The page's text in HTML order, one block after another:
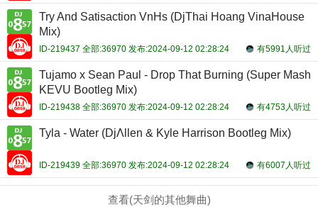
Try And Satisaction VnHs (DjThai Hoang VinaHouse
Mix)
有5991人听过
ID-219437 全部:36970 发布:2024-09-12 02:28:24
Tujamo x Sean Paul - Drop That Burning (Super Mash
KEVU Bootleg Mix)
有4753人听过
ID-219438 全部:36970 发布:2024-09-12 02:28:24
Tyla - Water (DjΛllen & Kyle Harrison Bootleg Mix)
有6007人听过
ID-219439 全部:36970 发布:2024-09-12 02:28:24
查看(天剑的其他舞曲)